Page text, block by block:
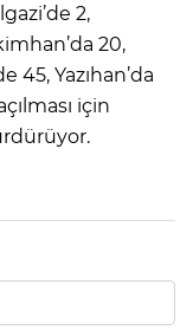
2,
20,
45, Yazıhan’da
için